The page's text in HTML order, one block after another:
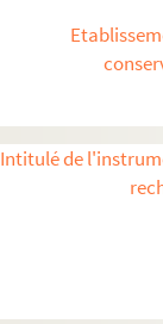
Intitulé de
Le Palais-Royal
La Révolution